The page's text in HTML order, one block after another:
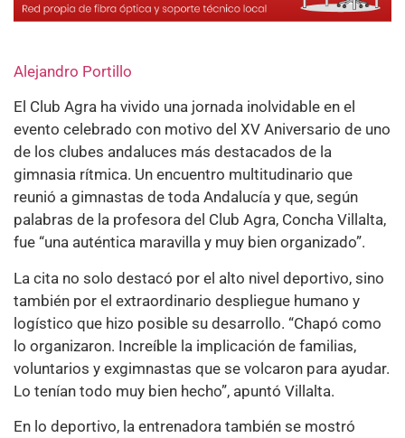
Alejandro Portillo
El Club Agra ha vivido una jornada inolvidable en el
evento celebrado con motivo del XV Aniversario de uno
de los clubes andaluces más destacados de la
gimnasia rítmica. Un encuentro multitudinario que
reunió a gimnastas de toda Andalucía y que, según
palabras de la profesora del Club Agra, Concha Villalta,
fue “una auténtica maravilla y muy bien organizado”.
La cita no solo destacó por el alto nivel deportivo, sino
también por el extraordinario despliegue humano y
logístico que hizo posible su desarrollo. “Chapó como
lo organizaron. Increíble la implicación de familias,
voluntarios y exgimnastas que se volcaron para ayudar.
Lo tenían todo muy bien hecho”, apuntó Villalta.
En lo deportivo, la entrenadora también se mostró